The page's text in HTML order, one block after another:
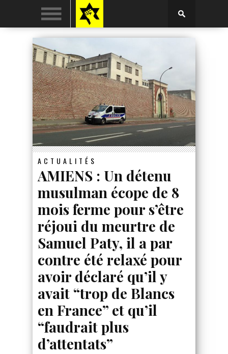
ACTUALITÉS
AMIENS : Un détenu
musulman écope de 8
mois ferme pour s’être
réjoui du meurtre de
Samuel Paty, il a par
contre été relaxé pour
avoir déclaré qu’il y
avait “trop de Blancs
en France” et qu’il
“faudrait plus
d’attentats”